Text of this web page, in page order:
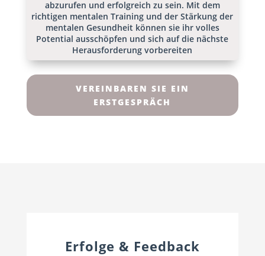
abzurufen und erfolgreich zu sein. Mit dem
richtigen mentalen Training und der Stärkung der
mentalen Gesundheit können sie ihr volles
Potential ausschöpfen und sich auf die nächste
Herausforderung vorbereiten
VEREINBAREN SIE EIN
ERSTGESPRÄCH
Erfolge & Feedback